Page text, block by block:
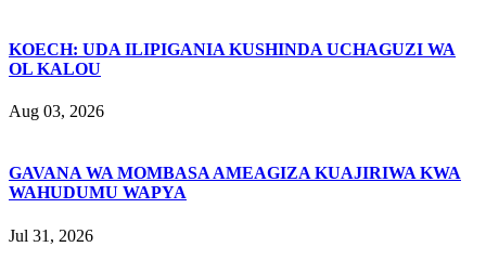
KOECH: UDA ILIPIGANIA KUSHINDA UCHAGUZI WA
OL KALOU
Aug 03, 2026
GAVANA WA MOMBASA AMEAGIZA KUAJIRIWA KWA
WAHUDUMU WAPYA
Jul 31, 2026